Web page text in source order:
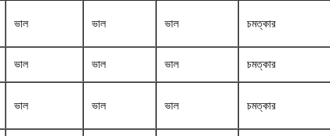
ভাল ভাল ভাল চমত্কার
ভাল ভাল ভাল চমত্কার
ভাল ভাল ভাল চমত্কার